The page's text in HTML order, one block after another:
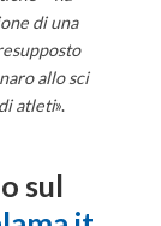
di una
allo sci
atleti».
sul